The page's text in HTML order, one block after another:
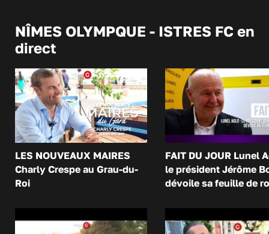
NÎMES OLYMPQUE - ISTRES FC en
direct
LES NOUVEAUX MAIRES
Charly Crespe au Grau-du-
Roi
FAIT DU JOUR Lunel
le président Jérôme
dévoile sa feuille de